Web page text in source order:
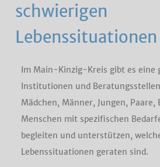
schwierigen
Lebenssituationen
Im Main-Kinzig-Kreis gibt es eine
Institutionen und
Mädchen, Männer, Jungen,
Menschen mit spezifischen
begleiten und unterstützen,
Lebenssituationen geraten sind.